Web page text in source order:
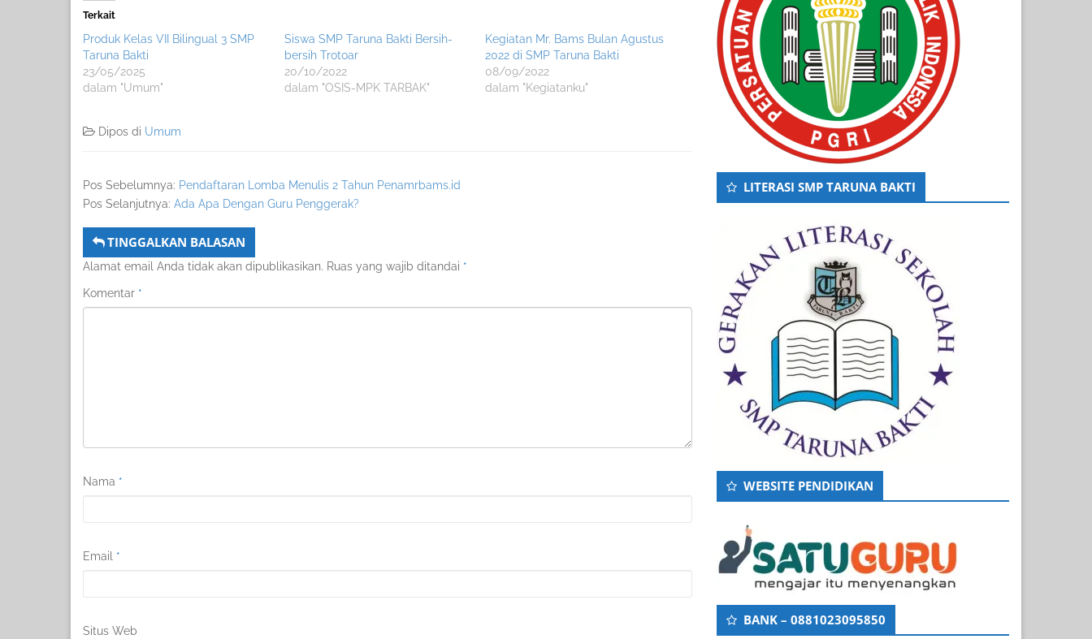
Terkait
Produk Kelas VII Bilingual 3 SMP
Taruna Bakti
23/05/2025
dalam "Umum"
Siswa SMP Taruna Bakti Bersih-
bersih Trotoar
20/10/2022
dalam "OSIS-MPK TARBAK"
Kegiatan Mr. Bams Bulan Agustus
2022 di SMP Taruna Bakti
08/09/2022
dalam "Kegiatanku"
Dipos di Umum
Pos Sebelumnya: Pendaftaran Lomba Menulis 2 Tahun Penamrbams.id
Pos Selanjutnya: Ada Apa Dengan Guru Penggerak?
TINGGALKAN BALASAN
Alamat email Anda tidak akan dipublikasikan. Ruas yang wajib ditandai *
Komentar *
Nama *
Email *
Situs Web
LITERASI SMP TARUNA BAKTI
WEBSITE PENDIDIKAN
BANK – 0881023095850